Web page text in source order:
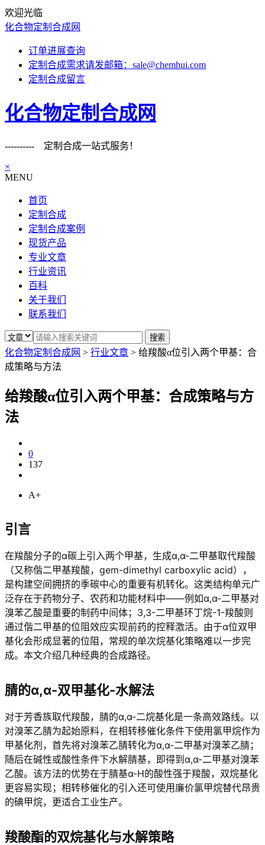
欢迎光临
化合物定制合成网
订单进展查询
定制合成需求请发邮箱：sale@chemhui.com
定制合成留言
化合物定制合成网
---------- 定制合成一站式服务！
×
MENU
首页
定制合成
定制合成案例
现货产品
专业文章
行业资讯
百科
关于我们
联系我们
化合物定制合成网 > 行业文章 > 给羧酸α位引入两个甲基：合
成策略与方法
给羧酸α位引入两个甲基：合成策略与方
法
0
137
A+
引言
在羧酸分子的α碳上引入两个甲基，生成α,α-二甲基取代羧酸
（又称偕二甲基羧酸，gem-dimethyl carboxylic acid），
是构建空间拥挤的季碳中心的重要有机转化。这类结构单元广
泛存在于药物分子、农药和功能材料中——例如α,α-二甲基对
溴苯乙酸是重要的制药中间体；3,3-二甲基环丁烷-1-羧酸则
通过偕二甲基的位阻效应实现前药的控释激活。由于α位双甲
基化会形成显著的位阻，常规的单次烷基化策略难以一步完
成。本文介绍几种经典的合成路径。
腈的α,α-双甲基化-水解法
对于芳香族取代羧酸，腈的α,α-二烷基化是一条高效路线。以
对溴苯乙腈为起始原料，在相转移催化条件下使用氯甲烷作为
甲基化剂，首先将对溴苯乙腈转化为α,α-二甲基对溴苯乙腈；
随后在碱性或酸性条件下水解腈基，即得到α,α-二甲基对溴苯
乙酸。该方法的优势在于腈基α-H的酸性强于羧酸，双烷基化
更容易实现；相转移催化的引入还可使用廉价氯甲烷替代昂贵
的碘甲烷，更适合工业生产。
羧酸酯的双烷基化与水解策略